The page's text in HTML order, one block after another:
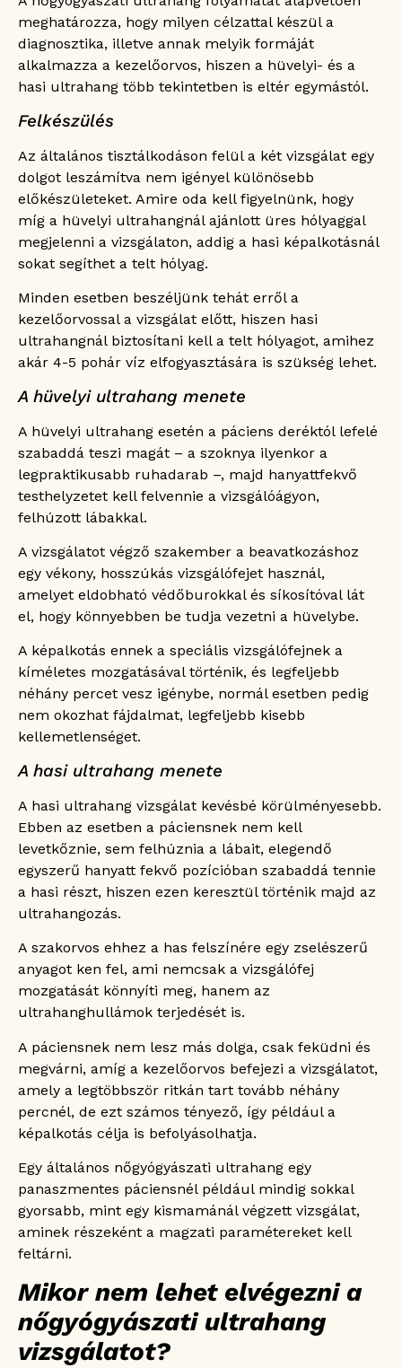
meghatározza, hogy milyen célzattal készül a
diagnosztika, illetve annak melyik formáját
alkalmazza a kezelőorvos, hiszen a hüvelyi- és a
hasi ultrahang több tekintetben is eltér egymástól.
Felkészülés
Az általános tisztálkodáson felül a két vizsgálat egy
dolgot leszámítva nem igényel különösebb
előkészületeket. Amire oda kell figyelnünk, hogy
míg a hüvelyi ultrahangnál ajánlott üres hólyaggal
megjelenni a vizsgálaton, addig a hasi képalkotásnál
sokat segíthet a telt hólyag.
Minden esetben beszéljünk tehát erről a
kezelőorvossal a vizsgálat előtt, hiszen hasi
ultrahangnál biztosítani kell a telt hólyagot, amihez
akár 4-5 pohár víz elfogyasztására is szükség lehet.
A hüvelyi ultrahang menete
A hüvelyi ultrahang esetén a páciens deréktól lefelé
szabaddá teszi magát – a szoknya ilyenkor a
legpraktikusabb ruhadarab –, majd hanyattfekvő
testhelyzetet kell felvennie a vizsgálóágyon,
felhúzott lábakkal.
A vizsgálatot végző szakember a beavatkozáshoz
egy vékony, hosszúkás vizsgálófejet használ,
amelyet eldobható védőburokkal és síkosítóval lát
el, hogy könnyebben be tudja vezetni a hüvelybe.
A képalkotás ennek a speciális vizsgálófejnek a
kíméletes mozgatásával történik, és legfeljebb
néhány percet vesz igénybe, normál esetben pedig
nem okozhat fájdalmat, legfeljebb kisebb
kellemetlenséget.
A hasi ultrahang menete
A hasi ultrahang vizsgálat kevésbé körülményesebb.
Ebben az esetben a páciensnek nem kell
levetkőznie, sem felhúznia a lábait, elegendő
egyszerű hanyatt fekvő pozícióban szabaddá tennie
a hasi részt, hiszen ezen keresztül történik majd az
ultrahangozás.
A szakorvos ehhez a has felszínére egy zselészerű
anyagot ken fel, ami nemcsak a vizsgálófej
mozgatását könnyíti meg, hanem az
ultrahanghullámok terjedését is.
A páciensnek nem lesz más dolga, csak feküdni és
megvárni, amíg a kezelőorvos befejezi a vizsgálatot,
amely a legtöbbször ritkán tart tovább néhány
percnél, de ezt számos tényező, így például a
képalkotás célja is befolyásolhatja.
Egy általános nőgyógyászati ultrahang egy
panaszmentes páciensnél például mindig sokkal
gyorsabb, mint egy kismamánál végzett vizsgálat,
aminek részeként a magzati paramétereket kell
feltárni.
Mikor nem lehet elvégezni a
nőgyógyászati ultrahang
vizsgálatot?